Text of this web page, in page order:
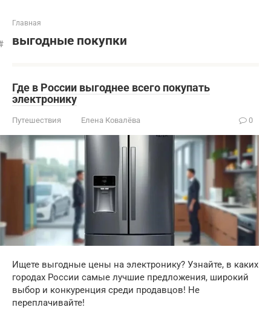
Главная
выгодные покупки
Где в России выгоднее всего покупать
электронику
Путешествия Елена Ковалёва 0
Ищете выгодные цены на электронику? Узнайте, в каких
городах России самые лучшие предложения, широкий
выбор и конкуренция среди продавцов! Не
переплачивайте!